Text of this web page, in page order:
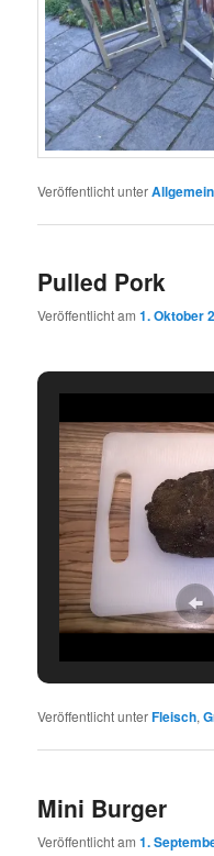
Veröffentlicht unterAllgemein
Pulled Pork
Veröffentlicht am1. Oktober
Veröffentlicht unterFleisch,
Mini Burger
Veröffentlicht am1.